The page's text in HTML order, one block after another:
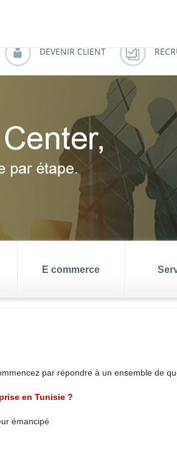
DEVENIR CLIENT
E commerce
Tenue de dossier AVA
Exportez votre business
par répondre à un ensemble de
en Tunisie ?
émancipé